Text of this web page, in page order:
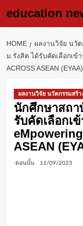
education
HOME ผลงานวิจัย นวั
ม.รังสิต ได้รับคัดเลือกเข้
ACROSS ASEAN
ผลงานวิจัย นวัตกรรมสร้า
นักศึกษาสถา
รับคัดเลือกเ
ASEAN
ตอนนั้น 11/09/2023